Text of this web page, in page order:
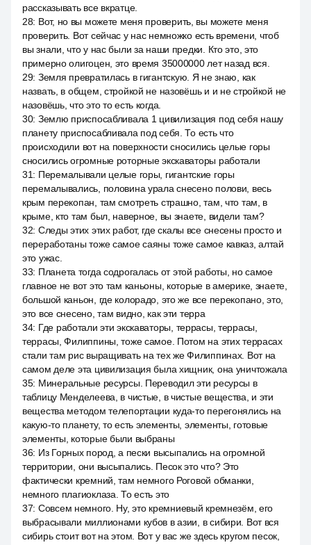
рассказывать все вкратце.
28: Вот, но вы можете меня проверить, вы можете меня
проверить. Вот сейчас у нас немножко есть времени, чтоб
вы знали, что у нас были за наши предки. Кто это, это
примерно олигоцен, это время 35000000 лет назад вся.
29: Земля превратилась в гигантскую. Я не знаю, как
назвать, в общем, стройкой не назовёшь и и не стройкой не
назовёшь, что это то есть когда.
30: Землю приспосабливала 1 цивилизация под себя нашу
планету приспосабливала под себя. То есть что
происходили вот на поверхности сносились целые горы
сносились огромные роторные экскаваторы работали
31: Перемалывали целые горы, гигантские горы
перемалывались, половина урала снесено полови, весь
крым перекопан, там смотреть страшно, там, что там, в
крыме, кто там был, наверное, вы знаете, видели там?
32: Следы этих этих работ, где скалы все снесены просто и
переработаны тоже самое саяны тоже самое кавказ, алтай
это ужас.
33: Планета тогда содрогалась от этой работы, но самое
главное не вот это там каньоны, которые в америке, знаете,
большой каньон, где колорадо, это же все перекопано, это,
это все снесено, там видно, как эти терра
34: Где работали эти экскаваторы, террасы, террасы,
террасы, Филиппины, тоже самое. Потом на этих террасах
стали там рис выращивать на тех же Филиппинах. Вот на
самом деле эта цивилизация была хищник, она уничтожала
35: Минеральные ресурсы. Переводил эти ресурсы в
таблицу Менделеева, в чистые, в чистые вещества, и эти
вещества методом телепортации куда-то перегонялись на
какую-то планету, то есть элементы, элементы, готовые
элементы, которые были выбраны
36: Из Горных пород, а пески высыпались на огромной
территории, они высыпались. Песок это что? Это
фактически кремний, там немного Роговой обманки,
немного плагиоклаза. То есть это
37: Совсем немного. Ну, это кремниевый кремнезём, его
выбрасывали миллионами кубов в азии, в сибири. Вот вся
сибирь стоит вот на этом. Вот у вас же здесь кругом песок,